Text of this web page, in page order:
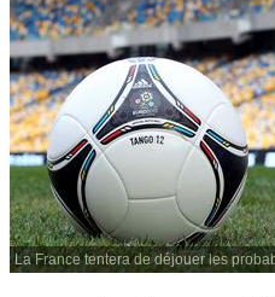
La France tentera de déjouer les